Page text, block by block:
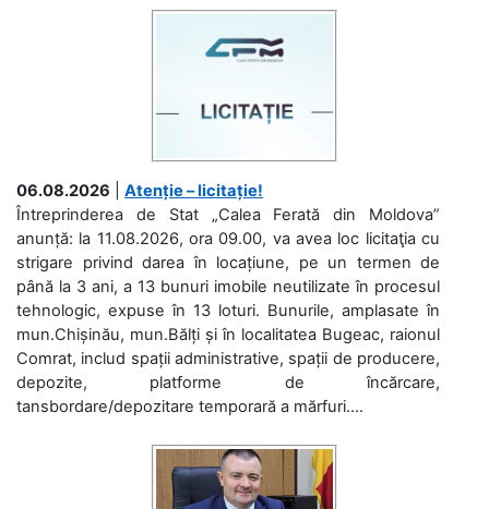
06.08.2026
Atenție – licitație!
Întreprinderea de Stat „Calea Ferată din Moldova”
anunță: la 11.08.2026, ora 09.00, va avea loc licitaţia cu
strigare privind darea în locațiune, pe un termen de
până la 3 ani, a 13 bunuri imobile neutilizate în procesul
tehnologic, expuse în 13 loturi. Bunurile, amplasate în
mun.Chișinău, mun.Bălți și în localitatea Bugeac, raionul
Comrat, includ spații administrative, spații de producere,
depozite, platforme de încărcare,
tansbordare/depozitare temporară a mărfuri....